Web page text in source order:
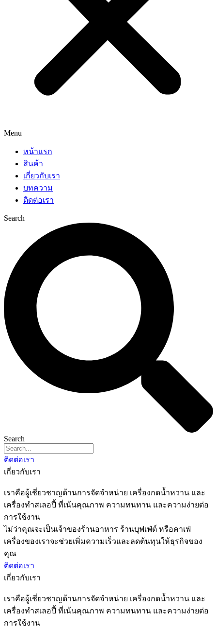
Menu
หน้าแรก
สินค้า
เกี่ยวกับเรา
บทความ
ติดต่อเรา
Search
Search
ติดต่อเรา
เกี่ยวกับเรา
เราคือผู้เชี่ยวชาญด้านการจัดจำหน่าย เครื่องกดน้ำหวาน และ
เครื่องทำสเลอปี้ ที่เน้นคุณภาพ ความทนทาน และความง่ายต่อ
การใช้งาน
ไม่ว่าคุณจะเป็นเจ้าของร้านอาหาร ร้านบุฟเฟ่ต์ หรือคาเฟ่
เครื่องของเราจะช่วยเพิ่มความเร็วและลดต้นทุนให้ธุรกิจของ
คุณ
ติดต่อเรา
เกี่ยวกับเรา
เราคือผู้เชี่ยวชาญด้านการจัดจำหน่าย เครื่องกดน้ำหวาน และ
เครื่องทำสเลอปี้ ที่เน้นคุณภาพ ความทนทาน และความง่ายต่อ
การใช้งาน